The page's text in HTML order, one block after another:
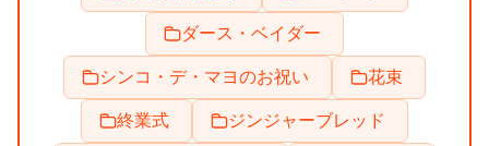
ダース・ベイダー
シンコ・デ・マヨのお祝い
花束
終業式
ジンジャーブレッド